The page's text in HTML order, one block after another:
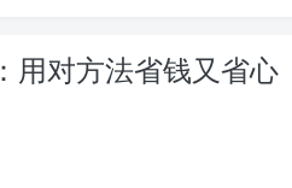
用对方法省钱又省心